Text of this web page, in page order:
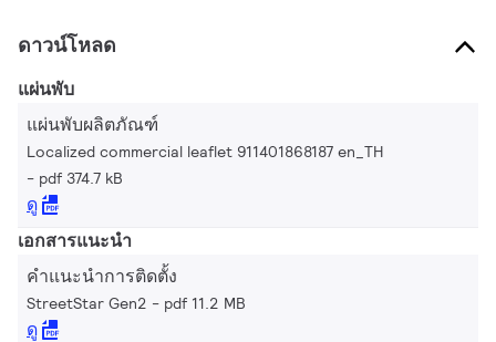
ดาวน์โหลด
แผ่นพับ
แผ่นพับผลิตภัณฑ์
Localized commercial leaflet 911401868187 en_TH
pdf 374.7 kB
ดู
เอกสารแนะนำ
คำแนะนำการติดตั้ง
StreetStar Gen2 pdf 11.2 MB
ดู